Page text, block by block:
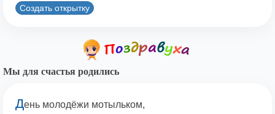
Создать открытку
Мы для счастья родились
День молодёжи мотыльком,